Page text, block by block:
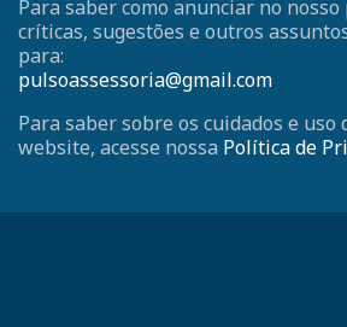
Para saber como anunciar no
críticas, sugestões e outros
para:
pulsoassessoria@gmail.com
Para saber sobre os cuidados e uso
website, acesse nossa Política de